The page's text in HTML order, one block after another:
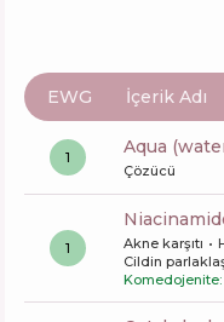
EWG İçerik Adı
1 aqua
Çözücü
1 Akne karşıtı
Cildin
Komedojenite: